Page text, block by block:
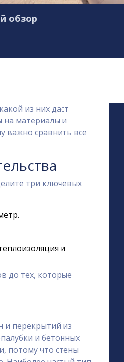
обзор
из них даст
на материалы и
важно сравнить все
три ключевых
и
до тех, которые
и перекрытий из
и бетонных
потому что стены